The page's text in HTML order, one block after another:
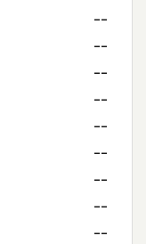
--
--
--
--
--
--
--
--
--